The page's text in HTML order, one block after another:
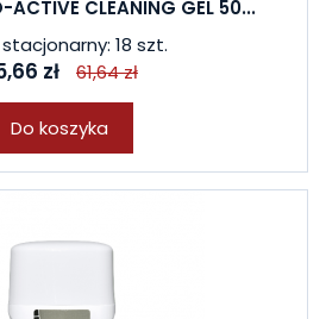
ACTIVE CLEANING GEL 50...
18 szt.
zł 61,64 zł
Do koszyka